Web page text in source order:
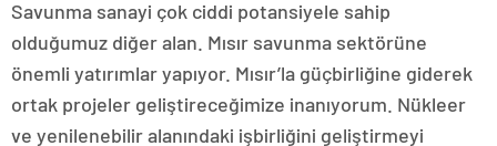
Savunma sanayi çok ciddi potansiyele sahip
olduğumuz diğer alan. Mısır savunma sektörüne
önemli yatırımlar yapıyor. Mısır’la güçbirliğine giderek
ortak projeler geliştireceğimize inanıyorum. Nükleer
ve yenilenebilir alanındaki işbirliğini geliştirmeyi